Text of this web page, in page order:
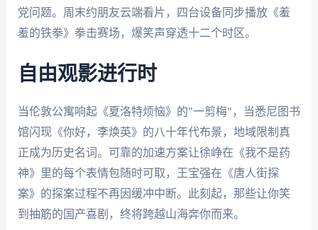
党问题。周末约朋友云端看片，四台设备同步播放《羞
羞的铁拳》拳击赛场，爆笑声穿透十二个时区。
自由观影进行时
当伦敦公寓响起《夏洛特烦恼》的"一剪梅"，当悉尼图书
馆闪现《你好，李焕英》的八十年代布景，地域限制真
正成为历史名词。可靠的加速方案让徐峥在《我不是药
神》里的每个表情包随时可取，王宝强在《唐人街探
案》的探案过程不再因缓冲中断。此刻起，那些让你笑
到抽筋的国产喜剧，终将跨越山海奔你而来。